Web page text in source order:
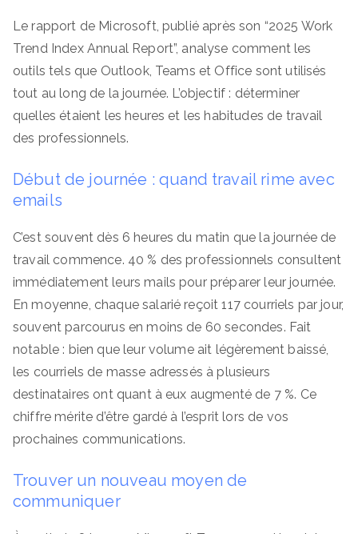
Le rapport de Microsoft, publié après son “2025 Work
Trend Index Annual Report”, analyse comment les
outils tels que Outlook, Teams et Office sont utilisés
tout au long de la journée. L’objectif : déterminer
quelles étaient les heures et les habitudes de travail
des professionnels.
Début de journée : quand travail rime avec
emails
C’est souvent dès 6 heures du matin que la journée de
travail commence. 40 % des professionnels consultent
immédiatement leurs mails pour préparer leur journée.
En moyenne, chaque salarié reçoit 117 courriels par jour,
souvent parcourus en moins de 60 secondes. Fait
notable : bien que leur volume ait légèrement baissé,
les courriels de masse adressés à plusieurs
destinataires ont quant à eux augmenté de 7 %. Ce
chiffre mérite d’être gardé à l’esprit lors de vos
prochaines communications.
Trouver un nouveau moyen de
communiquer